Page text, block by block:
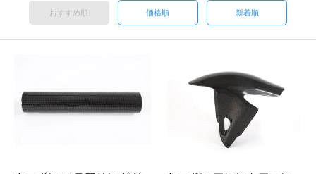
おすすめ順 価格順 新着順